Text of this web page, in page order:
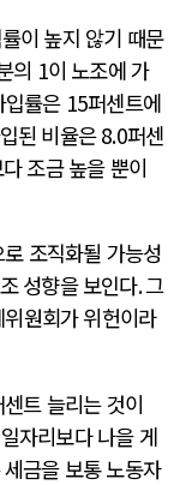
이 높지 않기 때문
의 1이 노조에 가
입률은 15퍼센트에
된 비율은8.0퍼센
조금 높을 뿐이
조직화될 가능성
성향을 보인다.그
원회가 위헌이라
트 늘리는 것이
자리보다 나을 게
금을 보통 노동자